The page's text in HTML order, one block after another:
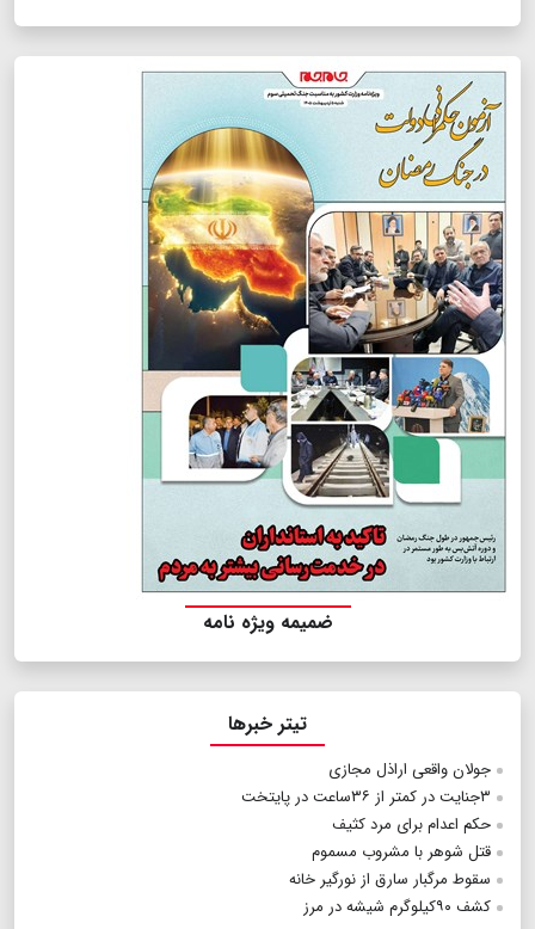
ضمیمه ویژه نامه
تیتر خبرها
جولان واقعی اراذل مجازی
۳جنایت در کمتر از ۳۶ساعت در پایتخت
حکم اعدام برای مرد کثیف
قتل شوهر با مشروب مسموم
سقوط مرگبار سارق از نورگير خانه
کشف ۹۰کیلوگرم شیشه در مرز